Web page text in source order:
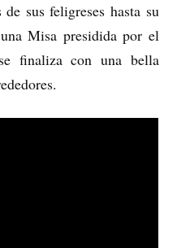
sus feligreses hasta su
Misa presidida por el
finaliza con una bella